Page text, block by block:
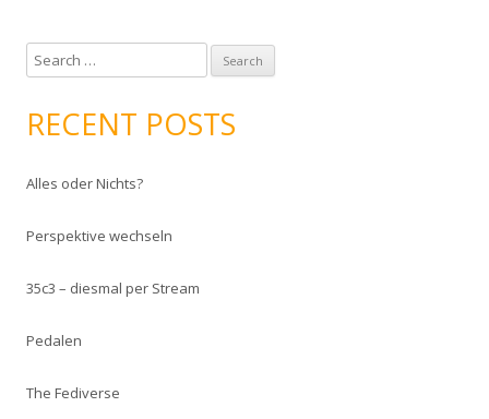
e
r
h
o
:
RECENT POSTS
Alles oder Nichts?
Perspektive wechseln
35c3 – diesmal per Stream
Pedalen
The Fediverse